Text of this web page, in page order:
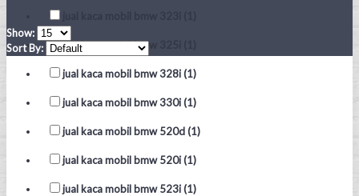
jual kaca mobil bmw 325i (1)
jual kaca mobil bmw 328i (1)
jual kaca mobil bmw 330i (1)
jual kaca mobil bmw 520d (1)
jual kaca mobil bmw 520i (1)
jual kaca mobil bmw 523i (1)
Show:
Sort By: